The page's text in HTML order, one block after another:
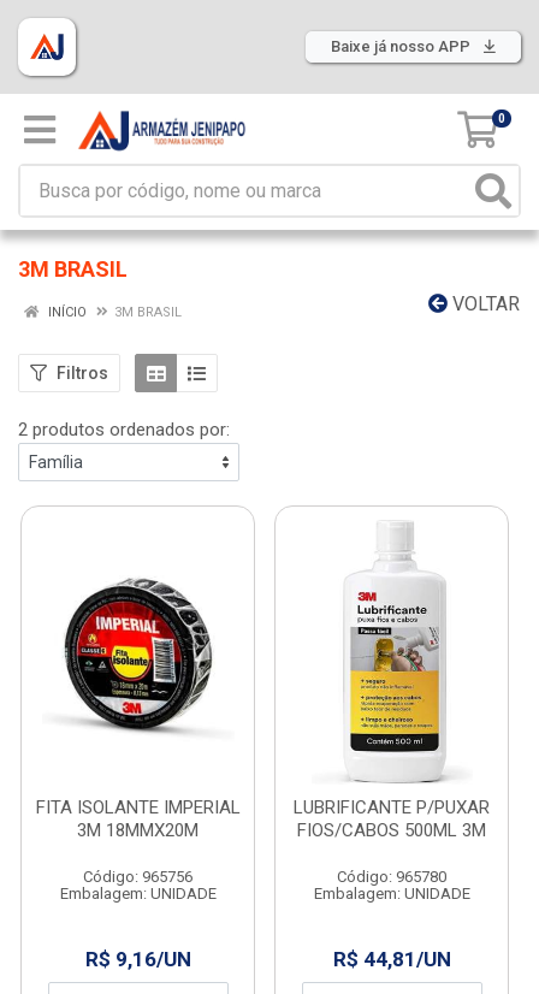
Baixe já nosso APP
0
3M BRASIL
VOLTAR
INÍCIO 3M BRASIL
Filtros
2 produtos ordenados por:
FITA ISOLANTE IMPERIAL
3M 18MMX20M
Código: 965756
Embalagem: UNIDADE
R$ 9,16/UN
LUBRIFICANTE P/PUXAR
FIOS/CABOS 500ML 3M
Código: 965780
Embalagem: UNIDADE
R$ 44,81/UN